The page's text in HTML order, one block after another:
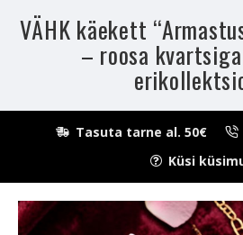
VÄHK käekett
– roosa kvartsiga
Tasuta tarne al. 50€
Küsi